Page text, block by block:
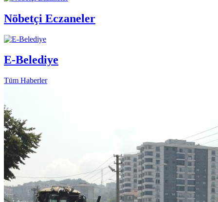
Nöbetçi Eczaneler
E-Belediye
Tüm Haberler